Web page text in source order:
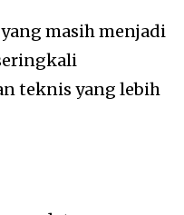
masih menjadi
teknis yang lebih